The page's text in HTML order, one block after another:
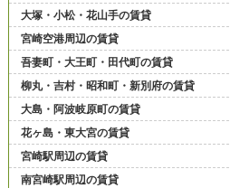
大塚・小松・花山手の賃貸
宮崎空港周辺の賃貸
吾妻町・大王町・田代町の賃貸
柳丸・吉村・昭和町・新別府の賃貸
大島・阿波岐原町の賃貸
花ヶ島・東大宮の賃貸
宮崎駅周辺の賃貸
南宮崎駅周辺の賃貸